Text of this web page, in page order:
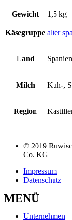
Gewicht 1,5 kg
Käsegruppe alter
Land Spanien
Milch Kuh-,
Region
© 2019
Co. KG
Impressum
Datenschutz
MENÜ
Unternehmen